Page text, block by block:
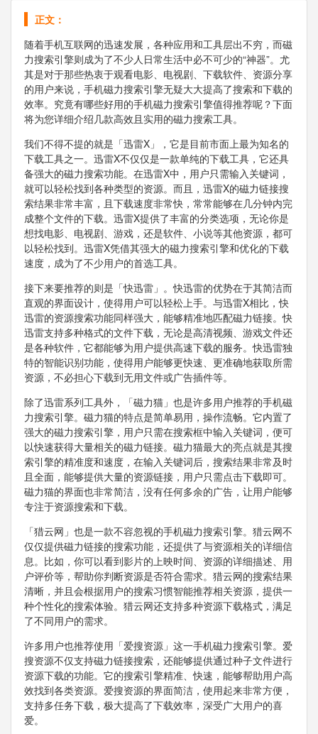
正文：
随着手机互联网的迅速发展，各种应用和工具层出不穷，而磁
力搜索引擎则成为了不少人日常生活中必不可少的“神器”。尤
其是对于那些热衷于观看电影、电视剧、下载软件、资源分享
的用户来说，手机磁力搜索引擎无疑大大提高了搜索和下载的
效率。究竟有哪些好用的手机磁力搜索引擎值得推荐呢？下面
将为您详细介绍几款高效且实用的磁力搜索工具。
我们不得不提的就是「迅雷X」，它是目前市面上最为知名的
下载工具之一。迅雷X不仅仅是一款单纯的下载工具，它还具
备强大的磁力搜索功能。在迅雷X中，用户只需输入关键词，
就可以轻松找到各种类型的资源。而且，迅雷X的磁力链接搜
索结果非常丰富，且下载速度非常快，常常能够在几分钟内完
成整个文件的下载。迅雷X提供了丰富的分类选项，无论你是
想找电影、电视剧、游戏，还是软件、小说等其他资源，都可
以轻松找到。迅雷X凭借其强大的磁力搜索引擎和优化的下载
速度，成为了不少用户的首选工具。
接下来要推荐的则是「快迅雷」。快迅雷的优势在于其简洁而
直观的界面设计，使得用户可以轻松上手。与迅雷X相比，快
迅雷的资源搜索功能同样强大，能够精准地匹配磁力链接。快
迅雷支持多种格式的文件下载，无论是高清视频、游戏文件还
是各种软件，它都能够为用户提供高速下载的服务。快迅雷独
特的智能识别功能，使得用户能够更快速、更准确地获取所需
资源，不必担心下载到无用文件或广告插件等。
除了迅雷系列工具外，「磁力猫」也是许多用户推荐的手机磁
力搜索引擎。磁力猫的特点是简单易用，操作流畅。它内置了
强大的磁力搜索引擎，用户只需在搜索框中输入关键词，便可
以快速获得大量相关的磁力链接。磁力猫最大的亮点就是其搜
索引擎的精准度和速度，在输入关键词后，搜索结果非常及时
且全面，能够提供大量的资源链接，用户只需点击下载即可。
磁力猫的界面也非常简洁，没有任何多余的广告，让用户能够
专注于资源搜索和下载。
「猎云网」也是一款不容忽视的手机磁力搜索引擎。猎云网不
仅仅提供磁力链接的搜索功能，还提供了与资源相关的详细信
息。比如，你可以看到影片的上映时间、资源的详细描述、用
户评价等，帮助你判断资源是否符合需求。猎云网的搜索结果
清晰，并且会根据用户的搜索习惯智能推荐相关资源，提供一
种个性化的搜索体验。猎云网还支持多种资源下载格式，满足
了不同用户的需求。
许多用户也推荐使用「爱搜资源」这一手机磁力搜索引擎。爱
搜资源不仅支持磁力链接搜索，还能够提供通过种子文件进行
资源下载的功能。它的搜索引擎精准、快速，能够帮助用户高
效找到各类资源。爱搜资源的界面简洁，使用起来非常方便，
支持多任务下载，极大提高了下载效率，深受广大用户的喜
爱。